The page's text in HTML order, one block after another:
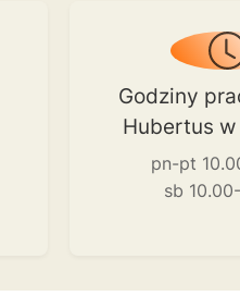
Godziny
Hubertus
pn-pt
sb